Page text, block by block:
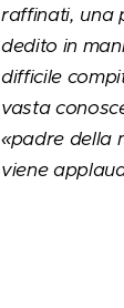
raffinati, una
dedito in
difficile
vasta
«padre della
viene